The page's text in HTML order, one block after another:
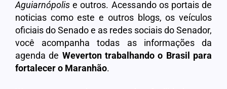
Aguiarnópolis e outros. Acessando os portais de
noticias como este e outros blogs, os veículos
oficiais do Senado e as redes sociais do Senador,
você acompanha todas as informações da
agenda de Weverton trabalhando o Brasil para
fortalecer o Maranhão.